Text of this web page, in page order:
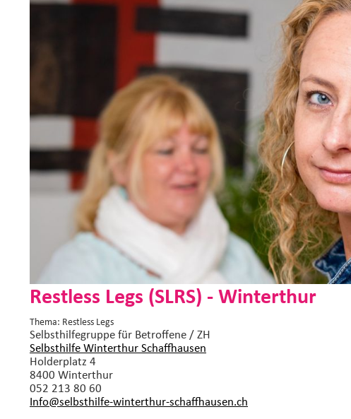
Restless Legs (SLRS) - Winterthur
Thema: Restless Legs
Selbsthilfegruppefür Betroffene / ZH
Selbsthilfe Winterthur Schaffhausen
Holderplatz 4
8400 Winterthur
052 213 80 60
Info@selbsthilfe-winterthur-schaffhausen.ch